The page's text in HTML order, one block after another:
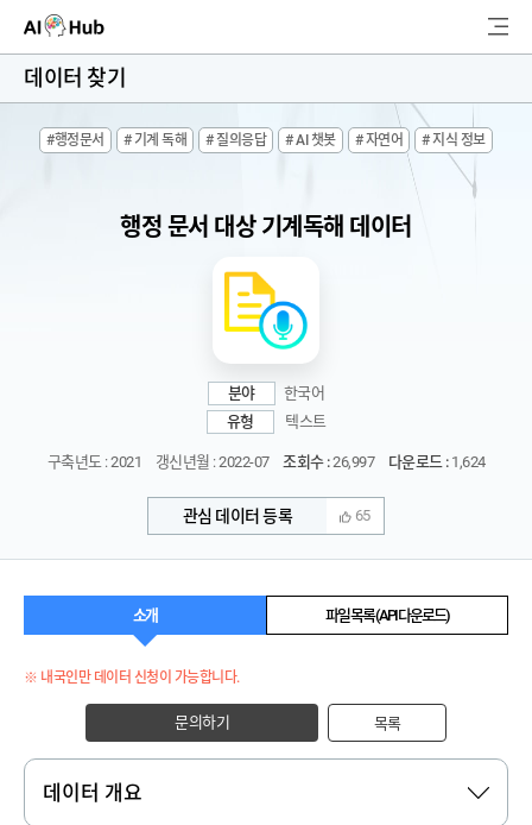
AI-Hub
AI 데이터찾기
AI 개발지원
검
색
데이터 찾기
#행정문서 # 기계 독해 # 질의응답 # AI 챗봇 # 자연어 # 지식 정보
행정 문서 대상 기계독해 데이터
분야
한국어
유형
텍스트
구축년도 : 2021 갱신년월 : 2022-07 조회수 :26,997 다운로드 :1,624
관심 데이터 등록 65
소개 파일 목록 (API 다운로드)
※ 내국인만 데이터 신청이 가능합니다.
문의하기 목록
데이터 개요